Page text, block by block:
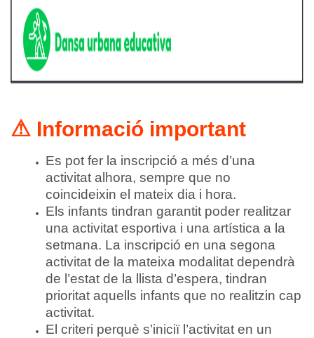
⚠ Informació important
Es pot fer la inscripció a més d’una
activitat alhora, sempre que no
coincideixin el mateix dia i hora.
Els infants tindran garantit poder realitzar
una activitat esportiva i una artística a la
setmana. La inscripció en una segona
activitat de la mateixa modalitat dependrà
de l’estat de la llista d’espera, tindran
prioritat aquells infants que no realitzin cap
activitat.
El criteri perquè s’iniciï l’activitat en un